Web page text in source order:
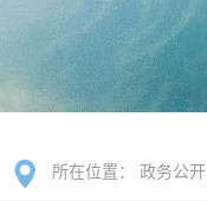
所在位置： 政务公开